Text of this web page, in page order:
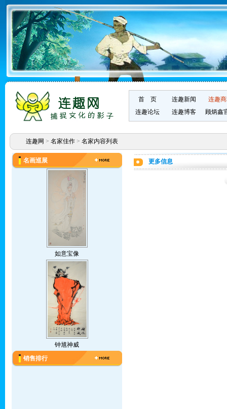
首 页 连趣新闻
连趣
连趣论坛
连趣博客 顾炳鑫
连趣网 > 名家佳作> 名家内容列表
名画巡展
如意宝像
钟馗神威
销售排行
更多信息